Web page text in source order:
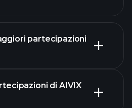
partecipazioni
di AIVIX